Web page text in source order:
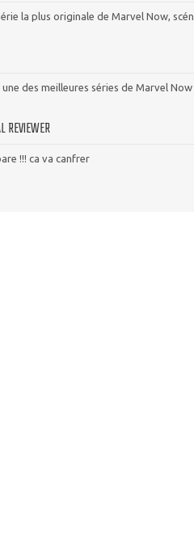
la plus originale de Marvel Now,
des meilleures séries de Marvel Now
REVIEWER
!!! ca va canfrer